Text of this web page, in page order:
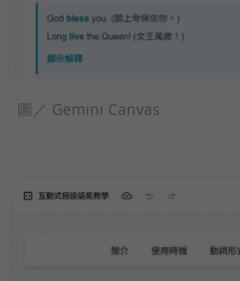
圖／ Gemini Canvas